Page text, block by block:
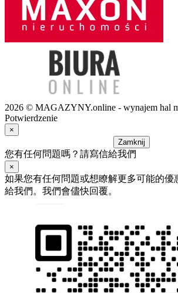
2026 © MAGAZYNY.online - wynajem hal
Potwierdzenie
×
Zamknij
您有任何問題嗎？請寫信給我們
×
如果您有任何問題或想瞭解更多可能的優
給我們。我們會儘快回覆。